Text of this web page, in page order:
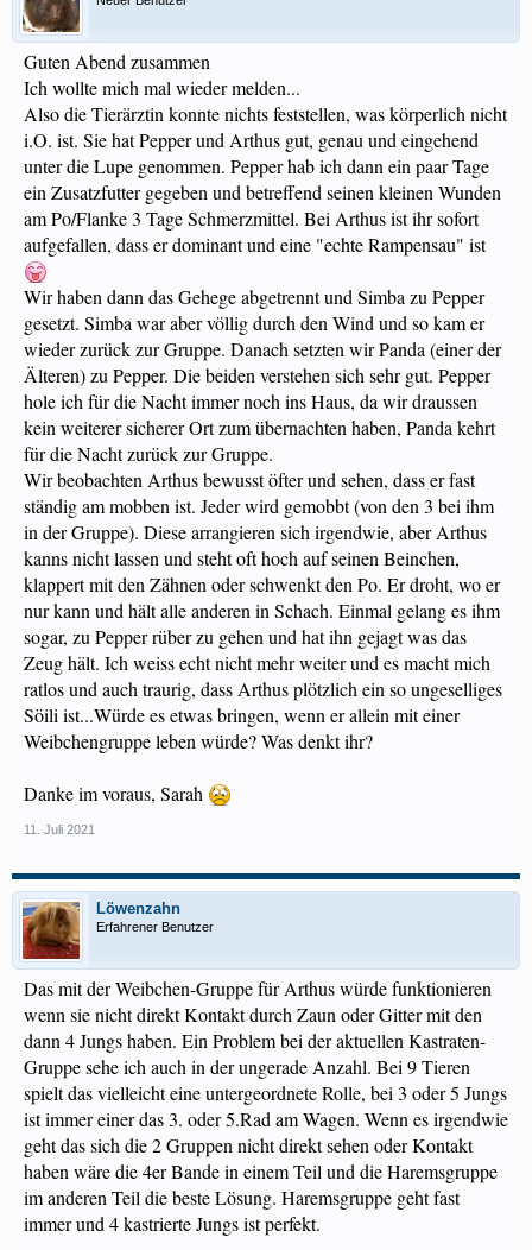
Guten Abend zusammen
Ich wollte mich mal wieder melden...
Also die Tierärztin konnte nichts feststellen, was körperlich nicht
i.O. ist. Sie hat Pepper und Arthus gut, genau und eingehend
unter die Lupe genommen. Pepper hab ich dann ein paar Tage
ein Zusatzfutter gegeben und betreffend seinen kleinen Wunden
am Po/Flanke 3 Tage Schmerzmittel. Bei Arthus ist ihr sofort
aufgefallen, dass er dominant und eine "echte Rampensau" ist
Wir haben dann das Gehege abgetrennt und Simba zu Pepper
gesetzt. Simba war aber völlig durch den Wind und so kam er
wieder zurück zur Gruppe. Danach setzten wir Panda (einer der
Älteren) zu Pepper. Die beiden verstehen sich sehr gut. Pepper
hole ich für die Nacht immer noch ins Haus, da wir draussen
kein weiterer sicherer Ort zum übernachten haben, Panda kehrt
für die Nacht zurück zur Gruppe.
Wir beobachten Arthus bewusst öfter und sehen, dass er fast
ständig am mobben ist. Jeder wird gemobbt (von den 3 bei ihm
in der Gruppe). Diese arrangieren sich irgendwie, aber Arthus
kanns nicht lassen und steht oft hoch auf seinen Beinchen,
klappert mit den Zähnen oder schwenkt den Po. Er droht, wo er
nur kann und hält alle anderen in Schach. Einmal gelang es ihm
sogar, zu Pepper rüber zu gehen und hat ihn gejagt was das
Zeug hält. Ich weiss echt nicht mehr weiter und es macht mich
ratlos und auch traurig, dass Arthus plötzlich ein so ungeselliges
Söili ist...Würde es etwas bringen, wenn er allein mit einer
Weibchengruppe leben würde? Was denkt ihr?
Danke im voraus, Sarah
11. Juli 2021
Löwenzahn
Erfahrener Benutzer
Das mit der Weibchen-Gruppe für Arthus würde funktionieren
wenn sie nicht direkt Kontakt durch Zaun oder Gitter mit den
dann 4 Jungs haben. Ein Problem bei der aktuellen Kastraten-
Gruppe sehe ich auch in der ungerade Anzahl. Bei 9 Tieren
spielt das vielleicht eine untergeordnete Rolle, bei 3 oder 5 Jungs
ist immer einer das 3. oder 5.Rad am Wagen. Wenn es irgendwie
geht das sich die 2 Gruppen nicht direkt sehen oder Kontakt
haben wäre die 4er Bande in einem Teil und die Haremsgruppe
im anderen Teil die beste Lösung. Haremsgruppe geht fast
immer und 4 kastrierte Jungs ist perfekt.